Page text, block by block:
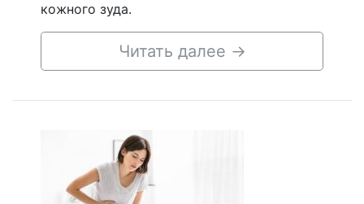
кожного зуда.
Читать далее →